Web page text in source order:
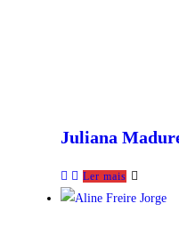
Juliana
Ler mais